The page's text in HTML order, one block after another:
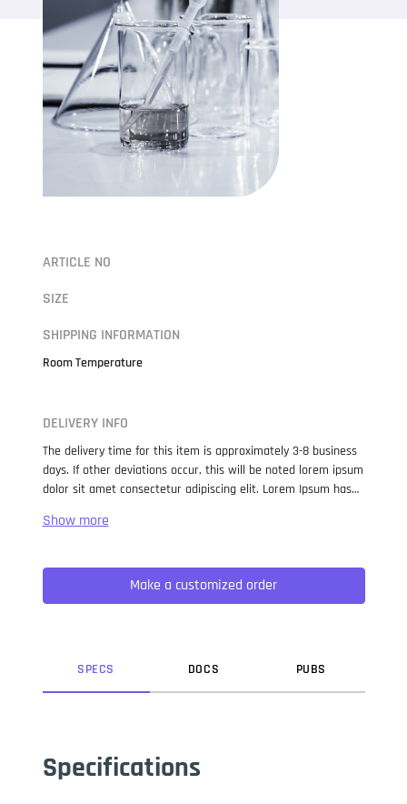
ARTICLE NO
SIZE
SHIPPING INFORMATION
Room Temperature
DELIVERY INFO
The delivery time for this item is approximately 3-8 business
days. If other deviations occur, this will be noted lorem ipsum
dolor sit amet consectetur adipiscing elit. Lorem Ipsum has
when an unknown printer took a galley of type and
not only five centuries, but also the leap into electronic
typesetting, remaining essentially unchanged. It was
popularised in the 1960s with the release of Letraset sheets
Make a customized order
SPECS DOCS PUBS
Specifications